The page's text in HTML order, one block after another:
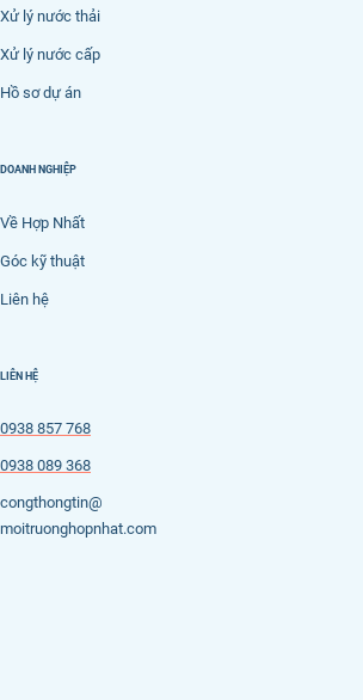
Xử lý nước thải
Xử lý nước cấp
Hồ sơ dự án
DOANH NGHIỆP
Về Hợp Nhất
Góc kỹ thuật
Liên hệ
LIÊN HỆ
0938 857 768
0938 089 368
congthongtin@
moitruonghopnhat.com